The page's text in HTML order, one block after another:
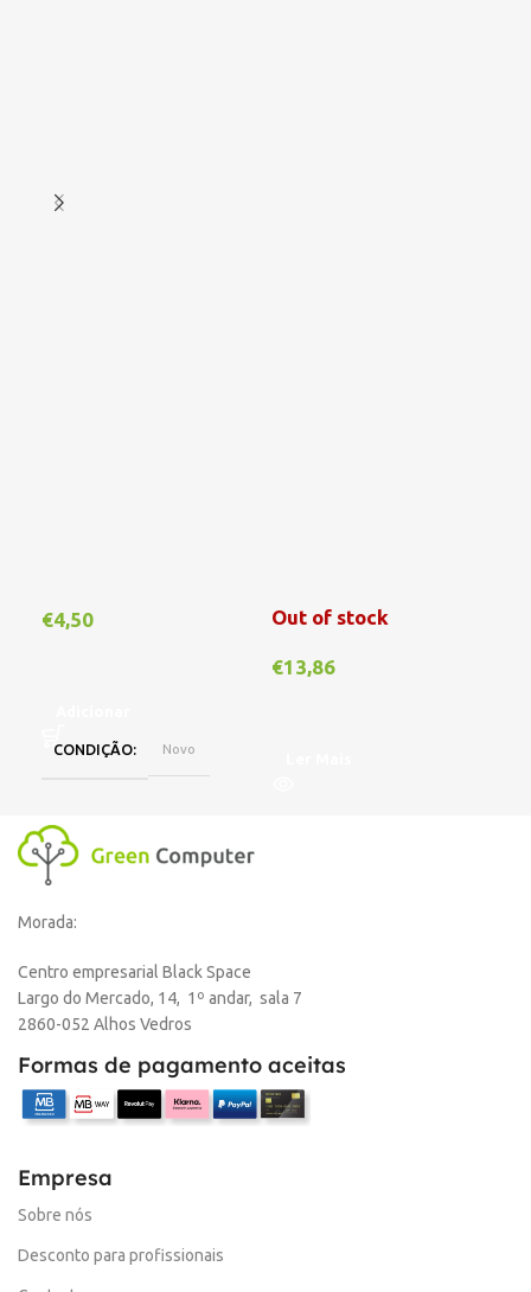
€4,50
CONDIÇÃO Novo
Out of stock
€13,86
Morada:
Centro empresarial Black Space
Largo do Mercado, 14, 1º andar, sala 7
2860-052 Alhos Vedros
Formas de pagamento aceitas
Empresa
Sobre nós
Desconto para profissionais